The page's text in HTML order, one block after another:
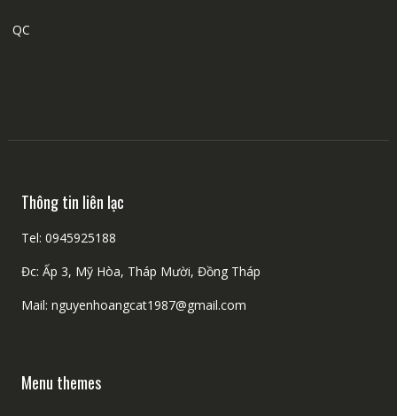
QC
Thông tin liên lạc
Tel: 0945925188
Đc: Ấp 3, Mỹ Hòa, Tháp Mười, Đồng Tháp
Mail: nguyenhoangcat1987@gmail.com
Menu themes